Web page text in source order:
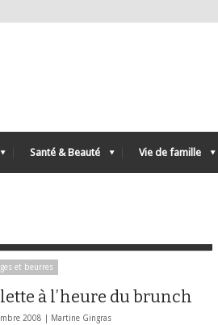
Santé & Beauté Vie de famille
et beurres
à l’heure du brunch
2008 | Martine Gingras